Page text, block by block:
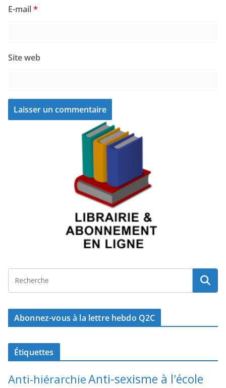
E-mail*
Site web
Abonnez-vous à la lettre hebdo Q2C
Étiquettes
Anti-hiérarchieAnti-sexisme à l'école